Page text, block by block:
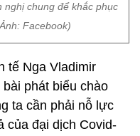
nghị chung để khắc phục
Facebook)
tế Nga Vladimir
phát biểu chào
ta cần phải nỗ lực
của đại dịch Covid-